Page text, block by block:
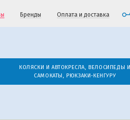
Бренды Оплата и доставка
КОЛЯСКИ И АВТОКРЕСЛА, ВЕЛОСИПЕДЫ И
САМОКАТЫ, РЮКЗАКИ-КЕНГУРУ